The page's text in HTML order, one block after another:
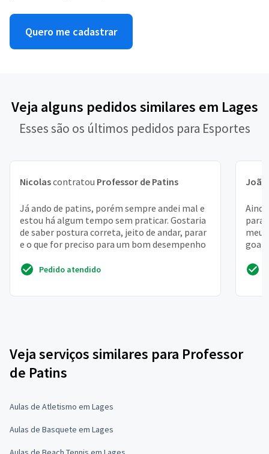
Quero me cadastrar
Veja alguns pedidos similares em Lages
Esses são os últimos pedidos para Esportes
Nicolascontratou Professor de Patins
Já ando de patins, porém sempre andei mal e
estou há algum tempo sem praticar. Gostaria
de saber postura correta, jeito de andar, parar
e o que for preciso para um bom desempenho
Pedido atendido
para
meu
Veja serviços similares para Professor
de Patins
Aulas de Atletismo em Lages
Aulas de Basquete em Lages